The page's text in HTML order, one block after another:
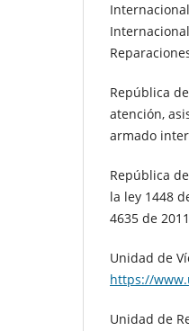
República
atención,
armado
República
la ley 1448
4635 de
Unidad de
https://
Unidad de